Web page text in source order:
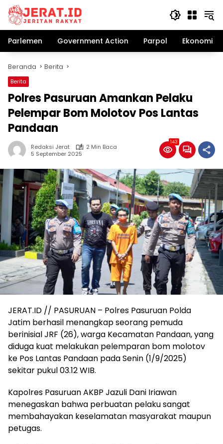
Langsung
konten
Parlemen
Government Action Parpol Ekonomi
Beranda Berita
Berita
Polres Pasuruan Amankan Pelaku
Pelempar Bom Molotov Pos Lantas
Pandaan
Redaksi Jerat
2 Min Baca
5 September 2025
143
JERAT.ID // PASURUAN – Polres Pasuruan Polda
Jatim berhasil menangkap seorang pemuda
berinisial JRF (26), warga Kecamatan Pandaan, yang
diduga kuat melakukan pelemparan bom molotov
ke Pos Lantas Pandaan pada Senin (1/9/2025)
sekitar pukul 03.12 WIB.
Kapolres Pasuruan AKBP Jazuli Dani Iriawan
menegaskan bahwa perbuatan pelaku sangat
membahayakan keselamatan masyarakat maupun
petugas.